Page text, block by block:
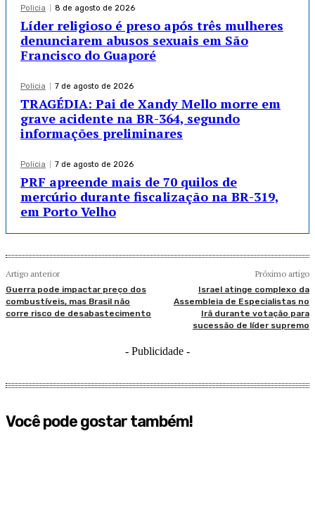
Policia 8 de agosto de 2026
Líder religioso é preso após três mulheres
denunciarem abusos sexuais em São
Francisco do Guaporé
Policia 7 de agosto de 2026
TRAGÉDIA: Pai de Xandy Mello morre em
grave acidente na BR-364, segundo
informações preliminares
Policia 7 de agosto de 2026
PRF apreende mais de 70 quilos de
mercúrio durante fiscalização na BR-319,
em Porto Velho
Artigo anterior
Guerra pode impactar preço dos
combustíveis, mas Brasil não
corre risco de desabastecimento
Próximo artigo
Israel atinge complexo da
Assembleia de Especialistas no
Irã durante votação para
sucessão de líder supremo
- Publicidade -
Você pode gostar também!